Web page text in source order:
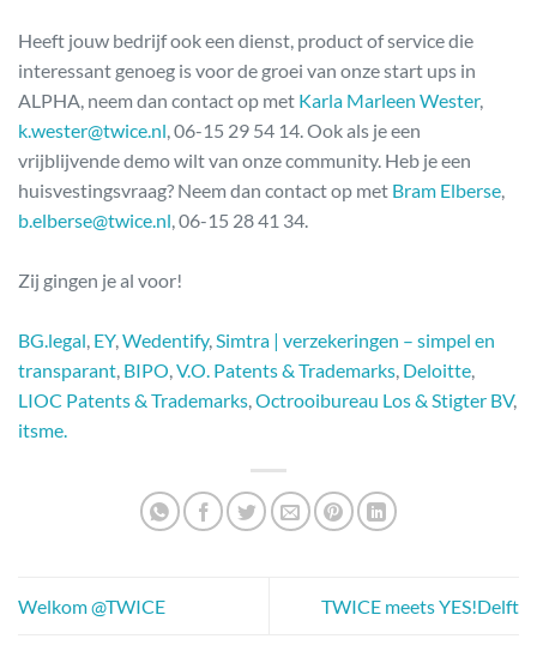
Heeft jouw bedrijf ook een dienst, product of service die
interessant genoeg is voor de groei van onze start ups in
ALPHA, neem dan contact op met Karla Marleen Wester,
k.wester@twice.nl , 06-15 29 54 14. Ook als je een
vrijblijvende demo wilt van onze community. Heb je een
huisvestingsvraag? Neem dan contact op met Bram Elberse
b.elberse@twice.nl , 06-15 28 41 34.
Zij gingen je al voor!
BG.legal EY, Wedentify, Simtra | verzekeringen – simpel en
transparant BIPO V.O. Patents & Trademarks Deloitte
LIOC Patents & Trademarks Octrooibureau Los & Stigter BV,
itsme.
Welkom @TWICE TWICE meets YES!Delft